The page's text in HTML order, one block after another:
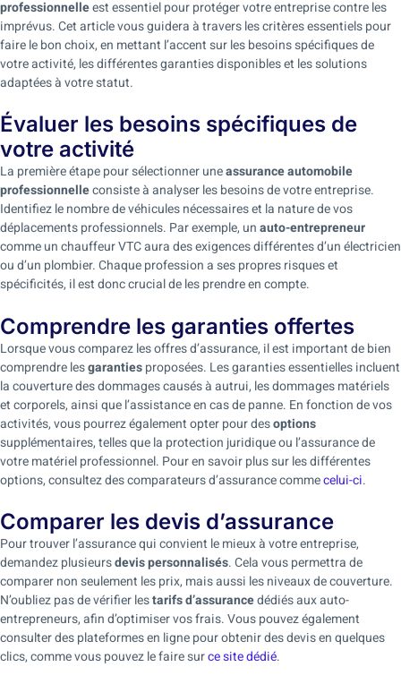
professionnelleest essentiel pour protéger votre entreprise contre les
imprévus. Cet article vous guidera à travers les critères essentiels pour
faire le bon choix, en mettant l’accent sur les besoins spécifiques de
votre activité, les différentes garanties disponibles et les solutions
adaptées à votre statut.
Évaluer les besoins spécifiques de
votre activité
La première étape pour sélectionner uneassurance automobile
professionnelleconsiste à analyser les besoins de votre entreprise.
Identifiez le nombre de véhicules nécessaires et la nature de vos
déplacements professionnels. Par exemple, unauto-entrepreneur
comme un chauffeur VTC aura des exigences différentes d’un électricien
ou d’un plombier. Chaque profession a ses propres risques et
spécificités, il est donc crucial de les prendre en compte.
Comprendre les garanties offertes
Lorsque vous comparez les offres d’assurance, il est important de bien
comprendre lesgarantiesproposées. Les garanties essentielles incluent
la couverture des dommages causés à autrui, les dommages matériels
et corporels, ainsi que l’assistance en cas de panne. En fonction de vos
activités, vous pourrez également opter pour desoptions
supplémentaires, telles que la protection juridique ou l’assurance de
votre matériel professionnel. Pour en savoir plus sur les différentes
options, consultez des comparateurs d’assurance commecelui-ci.
Comparer les devis d’assurance
Pour trouver l’assurance qui convient le mieux à votre entreprise,
demandez plusieursdevis personnalisés. Cela vous permettra de
comparer non seulement les prix, mais aussi les niveaux de couverture.
N’oubliez pas de vérifier lestarifs d’assurancedédiés aux auto-
entrepreneurs, afin d’optimiser vos frais. Vous pouvez également
consulter des plateformes en ligne pour obtenir des devis en quelques
clics, comme vous pouvez le faire surce site dédié.